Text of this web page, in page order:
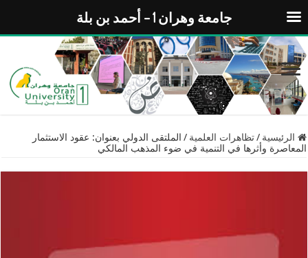
الرئيسية / تظاهرات العلمية / الملتقى الدولي بعنوان: عقود الاستثمار
المعاصرة وأثرها في التنمية في ضوء المذهب المالكي
جامعة وهران 1 – أحمد بن بلة